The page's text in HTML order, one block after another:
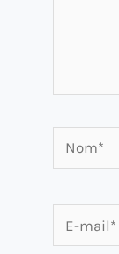
Nom*
mail*